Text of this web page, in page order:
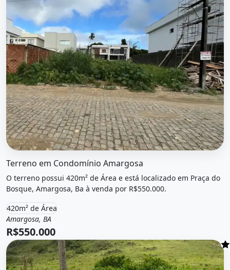
Terreno em Condomínio Amargosa
O terreno possui 420m² de Área e está localizado em Praça do
Bosque, Amargosa, Ba à venda por R$550.000.
420m² de Área
Venda
Terreno / Lote
Amargosa, BA
R$550.000